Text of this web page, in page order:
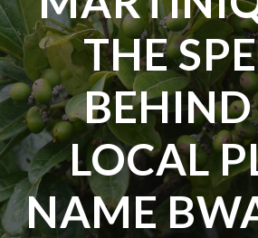
THE
LOCAL
NAME